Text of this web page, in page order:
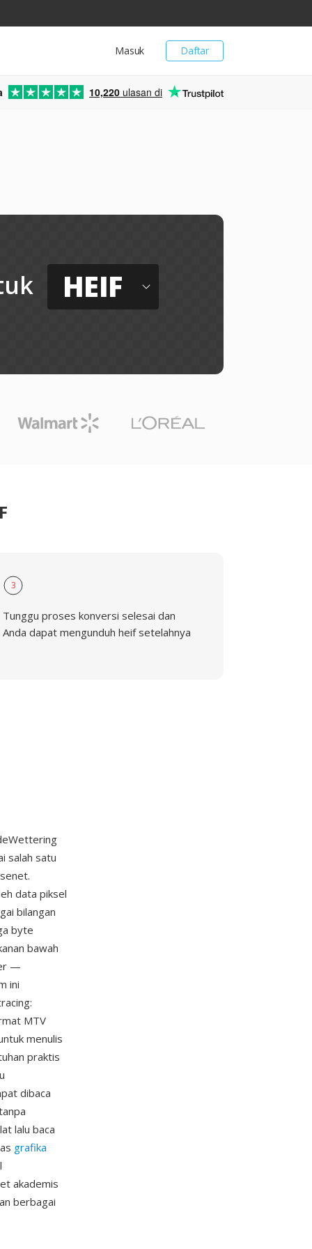
Daftar
Masuk
10,220 ulasan di
HEIF
3
Tunggu proses konversi selesai dan
Anda dapat mengunduh heif setelahnya
salah satu
data piksel
bilangan
byte
bawah
—
ini
MTV
menulis
praktis
dibaca
lalu baca
grafika
akademis
berbagai